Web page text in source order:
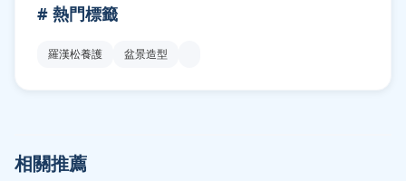
# 熱門標籤
羅漢松養護 盆景造型
相關推薦